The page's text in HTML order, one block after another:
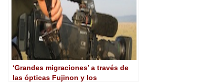
‘Grandes migraciones’ a través de
las ópticas Fujinon y los